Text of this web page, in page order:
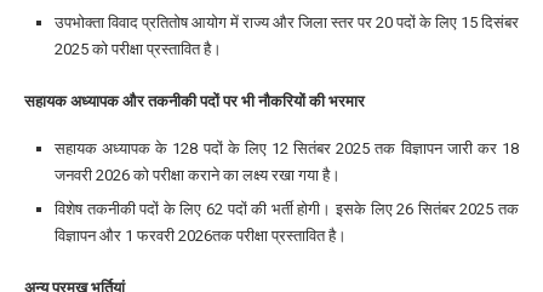
उपभोक्ता विवाद प्रतितोष आयोगमेंराज्य और जिला स्तर पर 20 पदोंके लिए 15 दिसंबर
2025को परीक्षा प्रस्तावित है।
सहायक अध्यापक और तकनीकी पदों पर भी नौकरियों की भरमार
सहायक अध्यापक के 128 पदोंके लिए 12 सितंबर 2025 तक विज्ञापन जारी कर 18
जनवरी 2026को परीक्षा कराने का लक्ष्य रखा गया है।
विशेष तकनीकी पदों के लिए62 पदोंकी भर्ती होगी। इसके लिए26 सितंबर 2025 तक
विज्ञापन और 1 फरवरी 2026तक परीक्षा प्रस्तावित है।
अन्य प्रमुख भर्तियां